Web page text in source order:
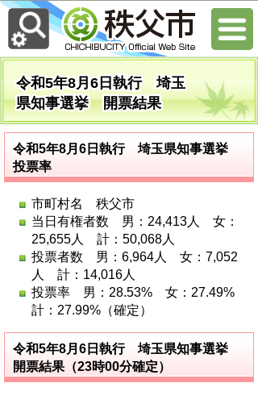
令和5年8月6日執行 埼玉
県知事選挙 開票結果
令和5年8月6日執行 埼玉県知事選挙
投票率
市町村名 秩父市
当日有権者数 男：24,413人 女：
25,655人 計：50,068人
投票者数 男：6,964人 女：7,052
人 計：14,016人
投票率 男：28.53% 女：27.49%
計：27.99%（確定）
令和5年8月6日執行 埼玉県知事選挙
開票結果（23時00分確定）